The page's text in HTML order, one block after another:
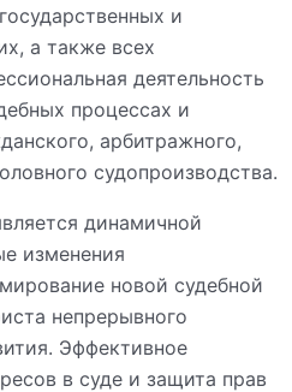
и
а также всех
деятельность
процессах и
арбитражного,
судопроизводства.
динамичной
изменения
новой судебной
непрерывного
Эффективное
в суде и защита прав